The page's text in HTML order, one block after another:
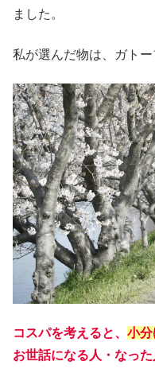
ました。
私が選んだ物は、ガトー
コスパを考えると、 小
お世話になる人・なっ